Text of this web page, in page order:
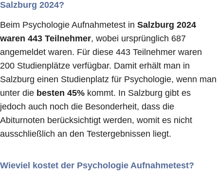
Salzburg 2024?
Beim Psychologie Aufnahmetest in Salzburg 2024
waren 443 Teilnehmer, wobei ursprünglich 687
angemeldet waren. Für diese 443 Teilnehmer waren
200 Studienplätze verfügbar. Damit erhält man in
Salzburg einen Studienplatz für Psychologie, wenn man
unter die besten 45% kommt. In Salzburg gibt es
jedoch auch noch die Besonderheit, dass die
Abiturnoten berücksichtigt werden, womit es nicht
ausschließlich an den Testergebnissen liegt.
Wieviel kostet der Psychologie Aufnahmetest?